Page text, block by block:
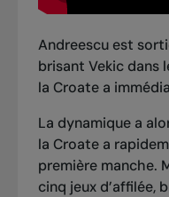
Andreescu est
brisant Vekic dans
la Croate a
La dynamique a
la Croate a
première manche.
cinq jeux d’affilée,